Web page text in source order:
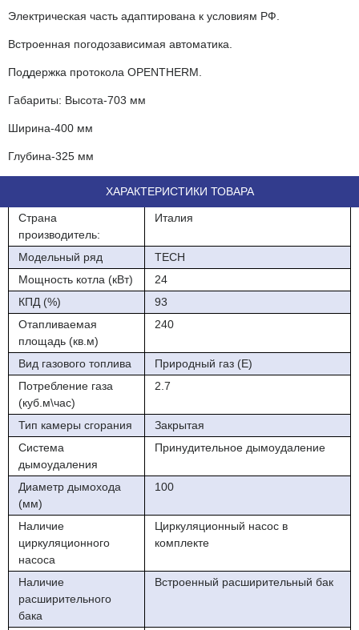
Электрическая часть адаптирована к условиям РФ.
Встроенная погодозависимая автоматика.
Поддержка протокола OPENTHERM.
Габариты: Высота-703 мм
Ширина-400 мм
Глубина-325 мм
ХАРАКТЕРИСТИКИ ТОВАРА
Страна
производитель:
Италия
Модельный ряд
TECH
Мощность котла (кВт)
24
КПД (%)
93
Отапливаемая
площадь (кв.м)
240
Вид газового топлива
Природный газ (E)
Потребление газа
(куб.м\час)
2.7
Тип камеры сгорания
Закрытая
Система
дымоудаления
Принудительное дымоудаление
Диаметр дымохода
(мм)
100
Наличие
циркуляционного
насоса
Циркуляционный насос в
комплекте
Наличие
расширительного
бака
Встроенный расширительный бак